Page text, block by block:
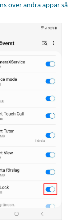
över andra appar så